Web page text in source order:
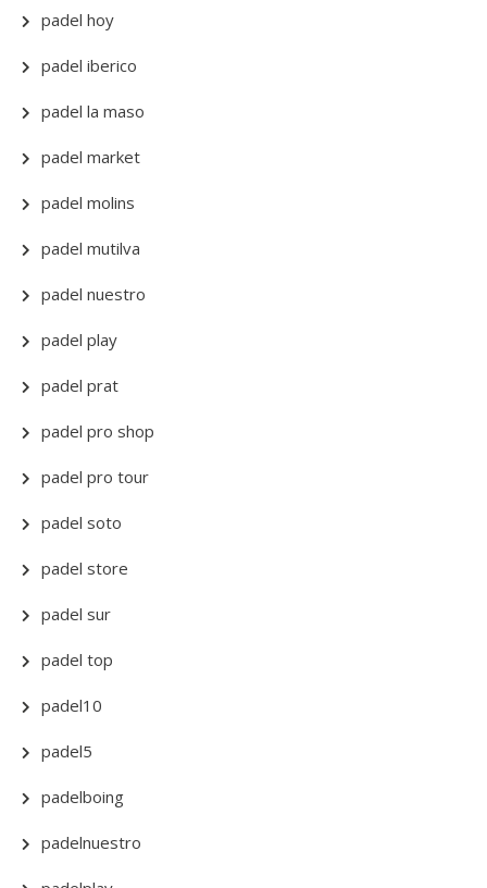
padel hoy
padel iberico
padel la maso
padel market
padel molins
padel mutilva
padel nuestro
padel play
padel prat
padel pro shop
padel pro tour
padel soto
padel store
padel sur
padel top
padel10
padel5
padelboing
padelnuestro